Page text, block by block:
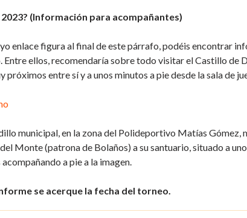
(Información para acompañantes)
enlace figura al final de este párrafo, podéis encontrar
ellos, recomendaría sobre todo visitar el Castillo de
entre sí y a unos minutos a pie desde la sala de
municipal, en la zona del Polideportivo Matías Gómez,
Monte (patrona de Bolaños) a su santuario, situado a
a pie a la imagen.
se acerque la fecha del torneo.